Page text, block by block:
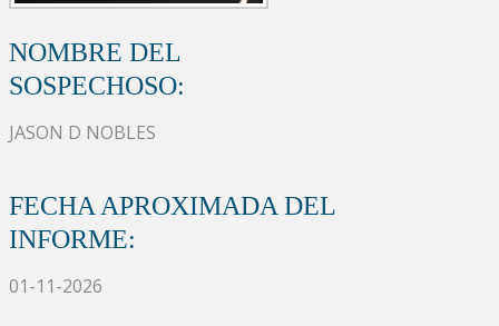
NOMBRE DEL
SOSPECHOSO:
JASON D NOBLES
FECHA APROXIMADA DEL
INFORME:
01-11-2026